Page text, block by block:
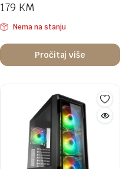
179 KM
Nema na stanju
Pročitaj više